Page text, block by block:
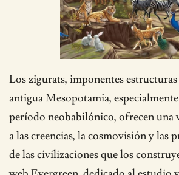
Los zigurats, imponentes estructuras
antigua Mesopotamia,
período neobabilónico, ofrecen una
a las creencias, la cosmovisión y las
de las civilizaciones que los